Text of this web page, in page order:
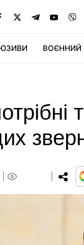
ВОЄННИЙ